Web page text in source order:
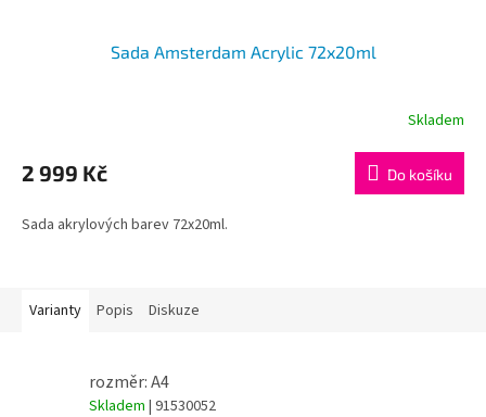
Sada Amsterdam Acrylic 72x20ml
Skladem
2 999 Kč Do košíku
Sada akrylových barev 72x20ml.
Varianty Popis Diskuze
rozměr: A4
Skladem | 91530052